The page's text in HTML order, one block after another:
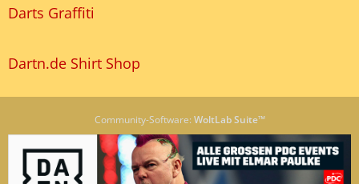
Darts Graffiti
Dartn.de Shirt Shop
Community-Software: WoltLab Suite™